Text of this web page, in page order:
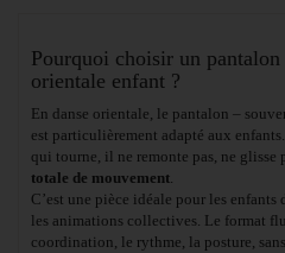
Pourquoi choisir un pantalon
orientale enfant ?
En danse orientale, le pantalon –
est particulièrement adapté aux
qui tourne, il ne remonte pas, ne glisse
totale de mouvement.
C’est une pièce idéale pour les
les animations collectives. Le format
coordination, le rythme, la posture,